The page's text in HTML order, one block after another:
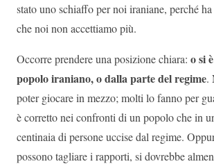
stato uno schiaffo per noi iraniane, perché
che noi non accettiamo più.
Occorre prendere una posizione chiara: o si
popolo iraniano, o dalla parte del regime.
poter giocare in mezzo; molti lo fanno per
è corretto nei confronti di un popolo che in
centinaia di persone uccise dal regime.
possono tagliare i rapporti, si dovrebbe